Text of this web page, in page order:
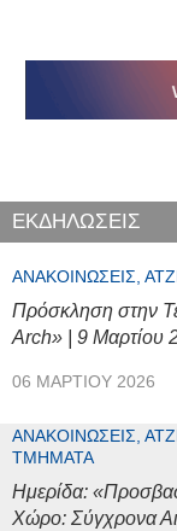
ΕΚΔΗΛΩΣΕΙΣ
ΑΝΑΚΟΙΝΏΣΕΙΣ,
Πρόσκληση στην
Arch» | 9 Μαρτίου
06 ΜΑΡΤΊΟΥ 2026
ΑΝΑΚΟΙΝΏΣΕΙΣ,
ΤΜΉΜΑΤΑ
Ημερίδα:
Χώρο: Σύγχρονα